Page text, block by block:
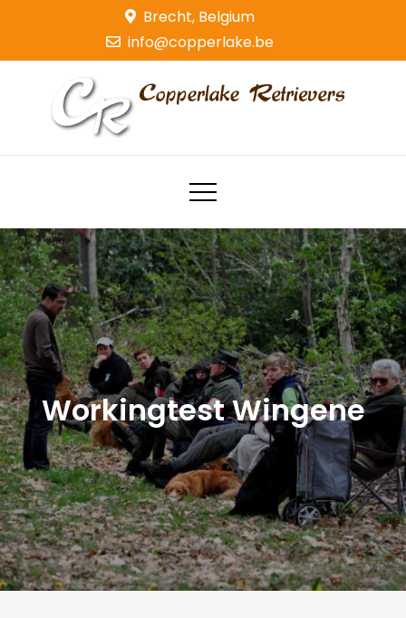
content
Brecht, Belgium
info@copperlake.be
Copperlake Retrievers
Golden Retrievers
Workingtest Wingene